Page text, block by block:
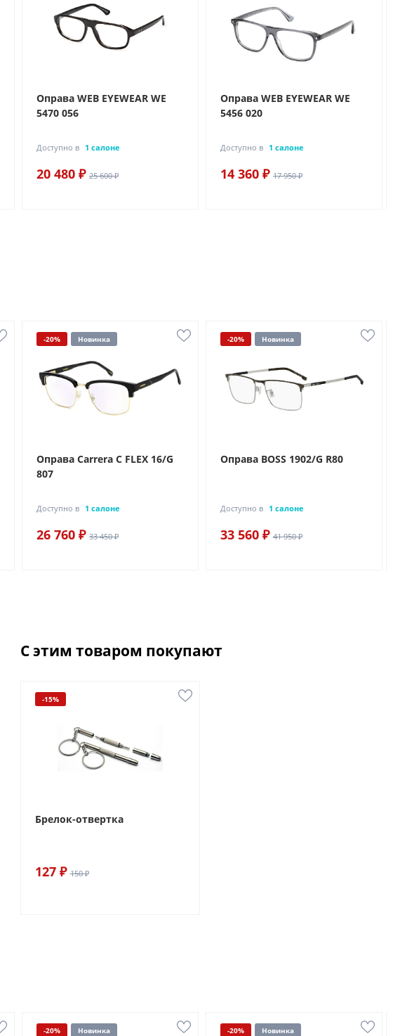
Оправа WEB EYEWEAR WE
5470 056
Доступно в 1 салоне
20 480 ₽ 25 600 ₽
Оправа WEB EYEWEAR WE
5456 020
Доступно в 1 салоне
14 360 ₽ 17 950 ₽
-20% Новинка
Оправа Carrera C FLEX 16/G
807
Доступно в 1 салоне
26 760 ₽ 33 450 ₽
-20% Новинка
Оправа BOSS 1902/G R80
Доступно в 1 салоне
33 560 ₽ 41 950 ₽
С этим товаром покупают
-15%
Брелок-отвертка
127 ₽ 150 ₽
-20% Новинка -20% Новинка